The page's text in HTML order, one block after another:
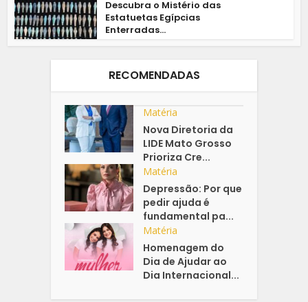
Descubra o Mistério das
Estatuetas Egípcias
Enterradas...
RECOMENDADAS
Matéria
Nova Diretoria da
LIDE Mato Grosso
Prioriza Cre...
Matéria
Depressão: Por que
pedir ajuda é
fundamental pa...
Matéria
Homenagem do
Dia de Ajudar ao
Dia Internacional...